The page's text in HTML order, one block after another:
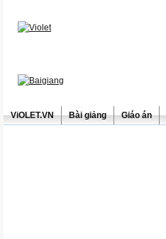
ViOLET.VN Bài giảng Giáo án